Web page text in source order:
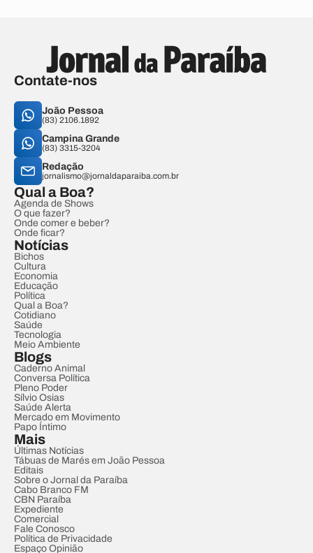
Contate-nos
João Pessoa
(83) 2106.1892
Campina Grande
(83) 3315-3204
Redação
jornalismo@jornaldaparaiba.com.br
Qual a Boa?
Agenda de Shows
O que fazer?
Onde comer e beber?
Onde ficar?
Notícias
Bichos
Cultura
Economia
Educação
Política
Qual a Boa?
Cotidiano
Saúde
Tecnologia
Meio Ambiente
Blogs
Caderno Animal
Conversa Política
Pleno Poder
Sílvio Osias
Saúde Alerta
Mercado em Movimento
Papo Íntimo
Mais
Últimas Notícias
Tábuas de Marés em João Pessoa
Editais
Sobre o Jornal da Paraíba
Cabo Branco FM
CBN Paraíba
Expediente
Comercial
Fale Conosco
Política de Privacidade
Espaço Opinião